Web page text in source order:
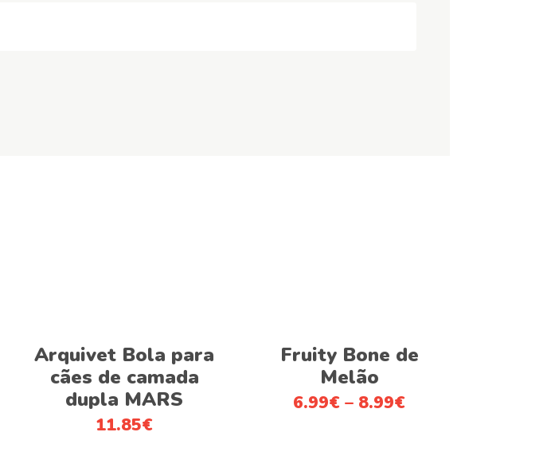
Adicionar
Arquivet Bola para
cães de camada
dupla MARS
11.85€
Ver opções
Fruity Bone de
Melão
6.99€ – 8.99€